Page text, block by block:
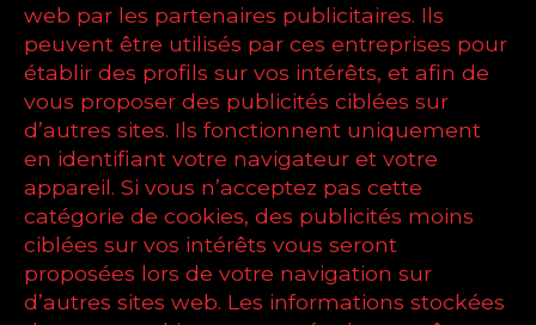
web par les partenaires publicitaires. Ils
peuvent être utilisés par ces entreprises pour
établir des profils sur vos intérêts, et afin de
vous proposer des publicités ciblées sur
d’autres sites. Ils fonctionnent uniquement
en identifiant votre navigateur et votre
appareil. Si vous n’acceptez pas cette
catégorie de cookies, des publicités moins
ciblées sur vos intérêts vous seront
proposées lors de votre navigation sur
d’autres sites web. Les informations stockées